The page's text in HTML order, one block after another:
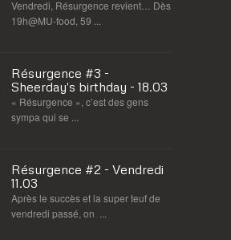
Vendredi, Résurgence revient… Dès
19h@MU-food, 59 ...
Résurgence #3 -
Sheerday's birthday - 18.03
« Résurgence », c’est des gens
sympa qui se ...
Résurgence #2 - Vendredi
11.03
Après le succès et la super teuf de
vendredi passé, on ...